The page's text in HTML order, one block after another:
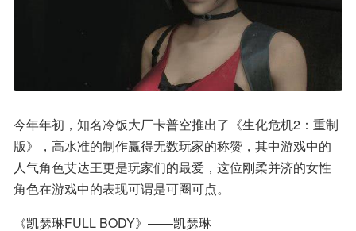
今年年初，知名冷饭大厂卡普空推出了《生化危机2：重制
版》，高水准的制作赢得无数玩家的称赞，其中游戏中的
人气角色艾达王更是玩家们的最爱，这位刚柔并济的女性
角色在游戏中的表现可谓是可圈可点。
《凯瑟琳FULL BODY》——凯瑟琳